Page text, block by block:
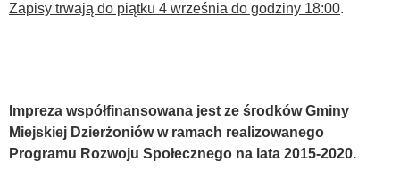
Zapisy trwają do piątku 4 września do godziny 18:00.
Impreza współfinansowana jest ze środków Gminy
Miejskiej Dzierżoniów w ramach realizowanego
Programu Rozwoju Społecznego na lata 2015-2020.